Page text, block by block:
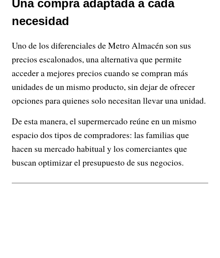
Una compra adaptada a cada
necesidad
Uno de los diferenciales de Metro Almacén son sus
precios escalonados, una alternativa que permite
acceder a mejores precios cuando se compran más
unidades de un mismo producto, sin dejar de ofrecer
opciones para quienes solo necesitan llevar una unidad.
De esta manera, el supermercado reúne en un mismo
espacio dos tipos de compradores: las familias que
hacen su mercado habitual y los comerciantes que
buscan optimizar el presupuesto de sus negocios.